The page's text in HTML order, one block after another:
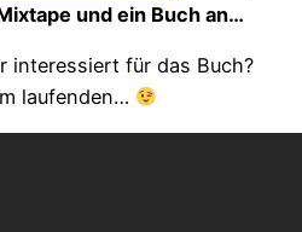
und ein Buch an…
interessiert für das Buch?
laufenden…